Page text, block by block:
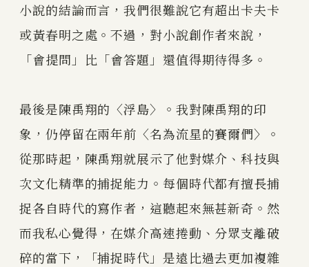
小說的結論而言，我們很難說它有超出卡夫卡
或黃春明之處。不過，對小說創作者來說，
「會提問」比「會答題」還值得期待得多。
最後是陳禹翔的〈浮島〉。我對陳禹翔的印
象，仍停留在兩年前〈名為流星的賽爾們〉。
從那時起，陳禹翔就展示了他對媒介、科技與
次文化精準的捕捉能力。每個時代都有擅長捕
捉各自時代的寫作者，這聽起來無甚新奇。然
而我私心覺得，在媒介高速捲動、分眾支離破
碎的當下，「捕捉時代」是遠比過去更加複雜